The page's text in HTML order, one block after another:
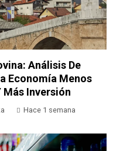
Análisis De
Economía Menos
Más Inversión
Hace 1 semana